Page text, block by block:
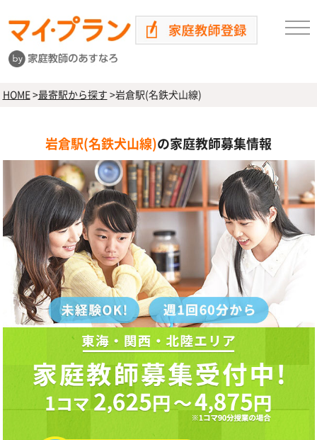
HOME>最寄駅から探す >岩倉駅(名鉄犬山線)
岩倉駅(名鉄犬山線)の家庭教師募集情報